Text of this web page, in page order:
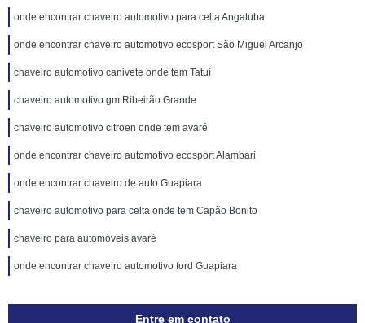
onde encontrar chaveiro automotivo para celta Angatuba
onde encontrar chaveiro automotivo ecosport São Miguel Arcanjo
chaveiro automotivo canivete onde tem Tatuí
chaveiro automotivo gm Ribeirão Grande
chaveiro automotivo citroën onde tem avaré
onde encontrar chaveiro automotivo ecosport Alambari
onde encontrar chaveiro de auto Guapiara
chaveiro automotivo para celta onde tem Capão Bonito
chaveiro para automóveis avaré
onde encontrar chaveiro automotivo ford Guapiara
Entre em contato